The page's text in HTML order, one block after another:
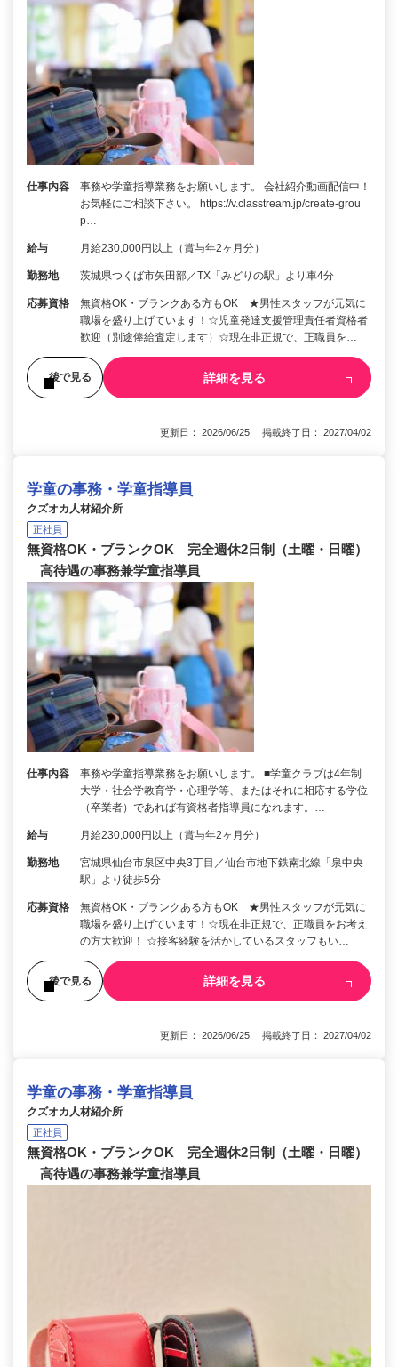
仕事内容
事務や学童指導業務をお願いします。 会社紹介動画配信中！
お気軽にご相談下さい。 https://v.classtream.jp/create-grou
p…
給与 月給230,000円以上（賞与年2ヶ月分）
勤務地 茨城県つくば市矢田部／TX「みどりの駅」より車4分
応募資格
無資格OK・ブランクある方もOK ★男性スタッフが元気に
職場を盛り上げています！☆児童発達支援管理責任者資格者
歓迎（別途俸給査定します）☆現在非正規で、正職員を…
後で見る 詳細を見る
更新日： 2026/06/25 掲載終了日： 2027/04/02
学童の事務・学童指導員
クズオカ人材紹介所
正社員
無資格OK・ブランクOK 完全週休2日制（土曜・日曜）
高待遇の事務兼学童指導員
仕事内容
事務や学童指導業務をお願いします。 ■学童クラブは4年制
大学・社会学教育学・心理学等、またはそれに相応する学位
（卒業者）であれば有資格者指導員になれます。…
給与 月給230,000円以上（賞与年2ヶ月分）
勤務地
宮城県仙台市泉区中央3丁目／仙台市地下鉄南北線「泉中央
駅」より徒歩5分
応募資格
無資格OK・ブランクある方もOK ★男性スタッフが元気に
職場を盛り上げています！☆現在非正規で、正職員をお考え
の方大歓迎！ ☆接客経験を活かしているスタッフもい…
後で見る 詳細を見る
更新日： 2026/06/25 掲載終了日： 2027/04/02
学童の事務・学童指導員
クズオカ人材紹介所
正社員
無資格OK・ブランクOK 完全週休2日制（土曜・日曜）
高待遇の事務兼学童指導員